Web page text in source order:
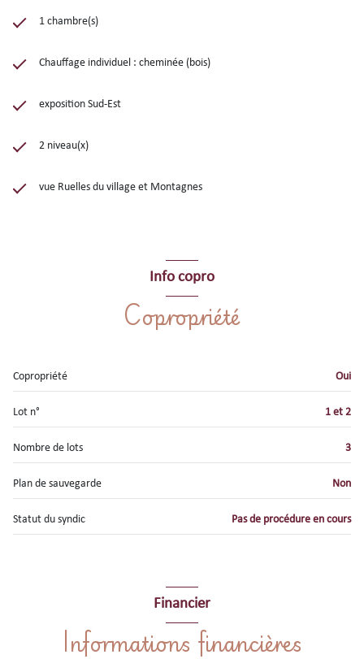
1 chambre(s)
Chauffage individuel : cheminée (bois)
exposition Sud-Est
2 niveau(x)
vue Ruelles du village et Montagnes
Info copro
Copropriété
Copropriété Oui
Lot n° 1 et 2
Nombre de lots 3
Plan de sauvegarde Non
Statut du syndic Pas de procédure en cours
Financier
Informations financières